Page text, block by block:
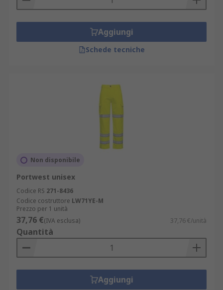
Aggiungi
Schede tecniche
Non disponibile
Portwest unisex
Codice RS 271-8436
Codice costruttore LW71YE-M
Prezzo per 1 unità
37,76 €(IVA esclusa) 37,76 €/unità
Quantità
Aggiungi